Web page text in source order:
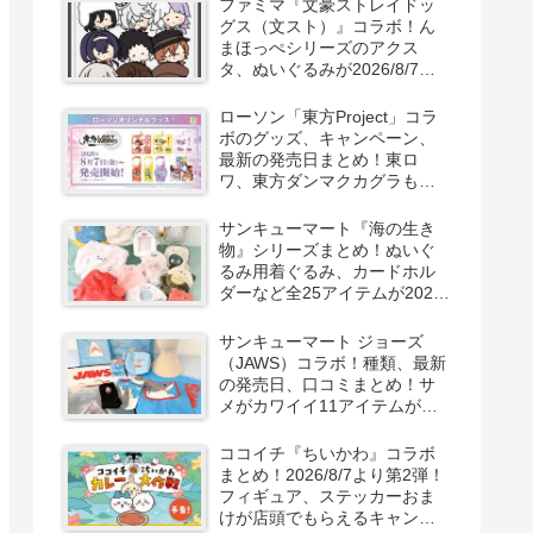
新発売！
ファミマ『文豪ストレイドッ
グス（文スト）』コラボ！ん
まほっぺシリーズのアクス
タ、ぬいぐるみが2026/8/7～
ローソン「東方Project」コラ
ボのグッズ、キャンペーン、
最新の発売日まとめ！東ロ
ワ、東方ダンマクカグラも！
LostWordのプラモ風アクキ
ー、カラビナ、クリアファイ
ルが2026/8/7より新発売！
サンキューマート『海の生き
物』シリーズまとめ！ぬいぐ
るみ用着ぐるみ、カードホル
ダーなど全25アイテムが2026
コミ！
サンキューマート ジョーズ
（JAWS）コラボ！種類、最新
の発売日、口コミまとめ！サ
メがカワイイ11アイテムが
ココイチ『ちいかわ』コラボ
まとめ！2026/8/7より第2弾！
フィギュア、ステッカーおま
けが店頭でもらえるキャンペ